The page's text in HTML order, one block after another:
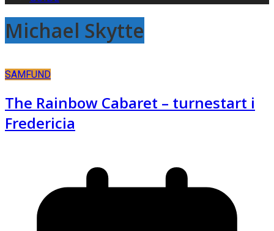
Michael Skytte
SAMFUND
The Rainbow Cabaret – turnestart i
Fredericia